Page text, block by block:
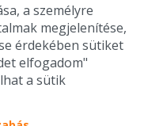
- Diston-line Kft.
áron, egy helyen az összes
étterem ajánlata.
a személyre
megjelenítése,
érdekében sütiket
elfogadom"
a sütik